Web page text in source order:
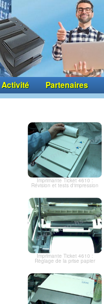
Activité Partenaires
Imprimante Ticket 4610 :
Révision et tests d'impression
Imprimante Ticket 4610 :
Règlage de la prise papier